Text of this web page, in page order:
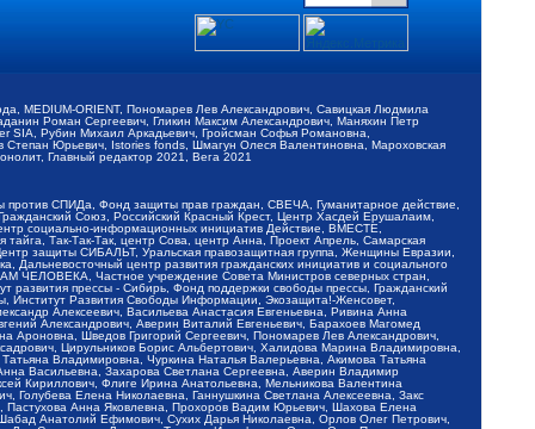
MEDIUM-ORIENT, Пономарев Лев Александрович, Савицкая Людмила
Роман Сергеевич, Гликин Максим Александрович, Маняхин Петр
Рубин Михаил Аркадьевич, Гройсман Софья Романовна,
Юрьевич, Istories fonds, Шмагун Олеся Валентиновна, Мароховская
Главный редактор 2021, Вега 2021
СПИДа, Фонд защиты прав граждан, СВЕЧА, Гуманитарное действие,
Союз, Российский Красный Крест, Центр Хасдей Ерушалаим,
социально-информационных инициатив Действие, ВМЕСТЕ,
Так-Так-Так, центр Сова, центр Анна, Проект Апрель, Самарская
защиты СИБАЛЬТ, Уральская правозащитная группа, Женщины Евразии,
Дальневосточный центр развития гражданских инициатив и социального
ЧЕЛОВЕКА, Частное учреждение Совета Министров северных стран,
прессы - Сибирь, Фонд поддержки свободы прессы, Гражданский
Институт Развития Свободы Информации, Экозащита!-Женсовет,
Алексеевич, Васильева Анастасия Евгеньевна, Ривина Анна
Александрович, Аверин Виталий Евгеньевич, Барахоев Магомед
Шведов Григорий Сергеевич, Пономарев Лев Александрович,
Цирульников Борис Альбертович, Халидова Марина Владимировна,
Владимировна, Чуркина Наталья Валерьевна, Акимова Татьяна
Васильевна, Захарова Светлана Сергеевна, Аверин Владимир
Кириллович, Флиге Ирина Анатольевна, Мельникова Валентина
Елена Николаевна, Ганнушкина Светлана Алексеевна, Закс
Анна Яковлевна, Прохоров Вадим Юрьевич, Шахова Елена
Анатолий Ефимович, Сухих Дарья Николаевна, Орлов Олег Петрович,